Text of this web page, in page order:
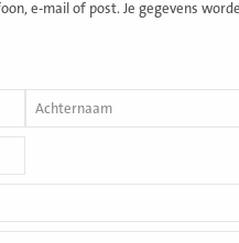
e-mail of post. Je gegevens